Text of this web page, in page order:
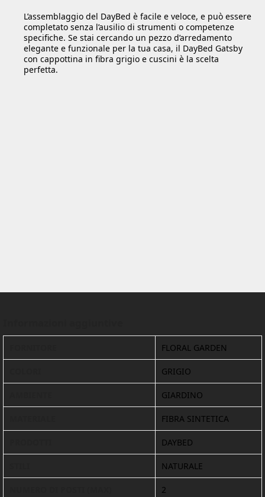
L’assemblaggio del DayBed è facile e veloce, e può essere
completato senza l’ausilio di strumenti o competenze
specifiche. Se stai cercando un pezzo d’arredamento
elegante e funzionale per la tua casa, il DayBed Gatsby
con cappottina in fibra grigio e cuscini è la scelta
perfetta.
FLORAL GARDEN
GRIGIO
GIARDINO
FIBRA SINTETICA
DAYBED
NATURALE
2